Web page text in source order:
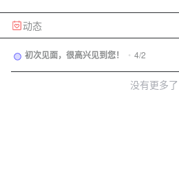
动态
初次见面，很高兴见到您！ • 4/2
没有更多了